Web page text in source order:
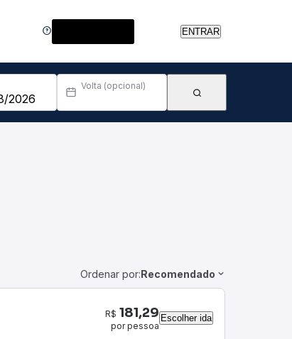
ENTRAR
Volta (opcional)
Ordenar por:Recomendado
R$ 181,29
por pessoa
Escolher ida